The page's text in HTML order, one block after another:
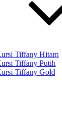
Tiffany Hitam
Tiffany Putih
Tiffany Gold